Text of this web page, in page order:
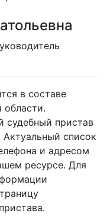
в составе
судебный пристав
список
и адресом
ресурсе. Для